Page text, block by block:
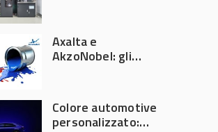
Automechanika
Frankfurt 2026
Axalta e
AkzoNobel: gli
Colore automotive
personalizzato: